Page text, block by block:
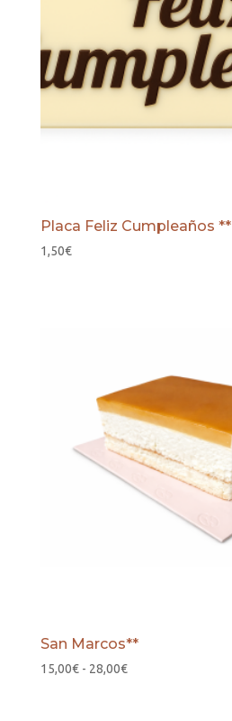
Placa Feliz Cumpleaños **
1,50€
San Marcos**
15,00€ - 28,00€Rango